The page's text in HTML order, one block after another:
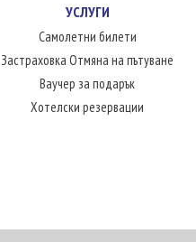
УСЛУГИ
Самолетни билети
Застраховка Отмяна на пътуване
Ваучер за подарък
Хотелски резервации